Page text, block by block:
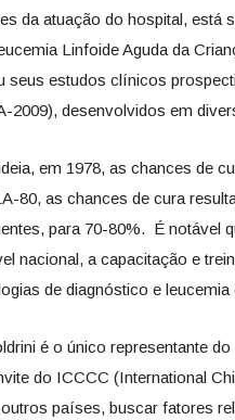
da atuação do hospital, está
Linfoide Aguda da
seus estudos clínicos
2009), desenvolvidos em
em 1978, as chances de
80, as chances de cura
para 70-80%. É notável
nacional, a capacitação e
de diagnóstico e leucemia
é o único representante
do ICCCC (International
países, buscar fatores